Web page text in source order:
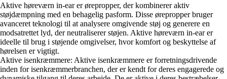
Aktive høreværn in-ear er ørepropper, der kombinerer aktiv
støjdæmpning med en behagelig pasform. Disse ørepropper bruger
avanceret teknologi til at analysere omgivende støj og generere en
modsatrettet lyd, der neutraliserer støjen. Aktive høreværn in-ear er
ideelle til brug i støjende omgivelser, hvor komfort og beskyttelse af
hørelsen er vigtigt.
Aktive isenkræmmere: Aktive isenkræmmere er forretningsdrivende
inden for isenkræmmerbranchen, der er kendt for deres engagerede og